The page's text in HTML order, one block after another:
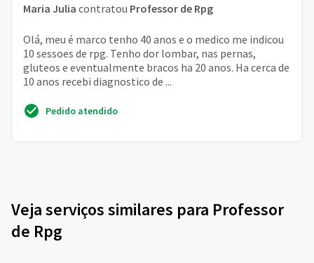
Maria Julia contratou Professor de Rpg
Olá, meu é marco tenho 40 anos e o medico me indicou
10 sessoes de rpg. Tenho dor lombar, nas pernas,
gluteos e eventualmente bracos ha 20 anos. Ha cerca de
10 anos recebi diagnostico de ...
Pedido atendido
Veja serviços similares para Professor
de Rpg